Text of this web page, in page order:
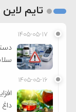
تایم
۱۴۰۵-۰۵-۱۷
۱۴۰۵-۰۵-۱۶
داغ